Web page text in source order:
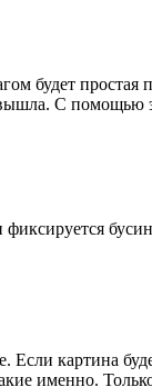
простая
С помощью
фиксируется
Если картина
именно.